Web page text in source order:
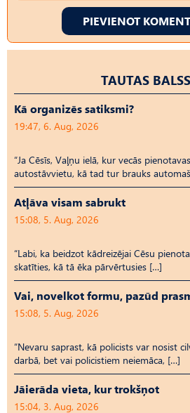
PIEVIENOT
TAUTAS BALSS
Kā organizēs satiksmi?
19:47, 6. Aug, 2026
“Ja Cēsīs, Vaļņu ielā, kur vecās
autostāvvietu, kā tad tur brauks
Atļāva visam sabrukt
15:08, 5. Aug, 2026
“Labi, ka beidzot kādreizējai Cēsu
skatīties, kā tā ēka pārvērtusies […]
Vai, novelkot formu, pazūd
15:08, 5. Aug, 2026
“Nevaru saprast, kā policists var nosist
darbā, bet vai policistiem neiemāca, […]
Jāierāda vieta, kur trokšņot
15:04, 3. Aug, 2026